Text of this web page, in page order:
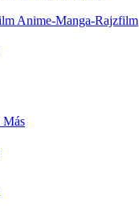
Anime-Manga-Rajzfilm
Más